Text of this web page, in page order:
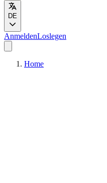
DE
AnmeldenLoslegen
Home